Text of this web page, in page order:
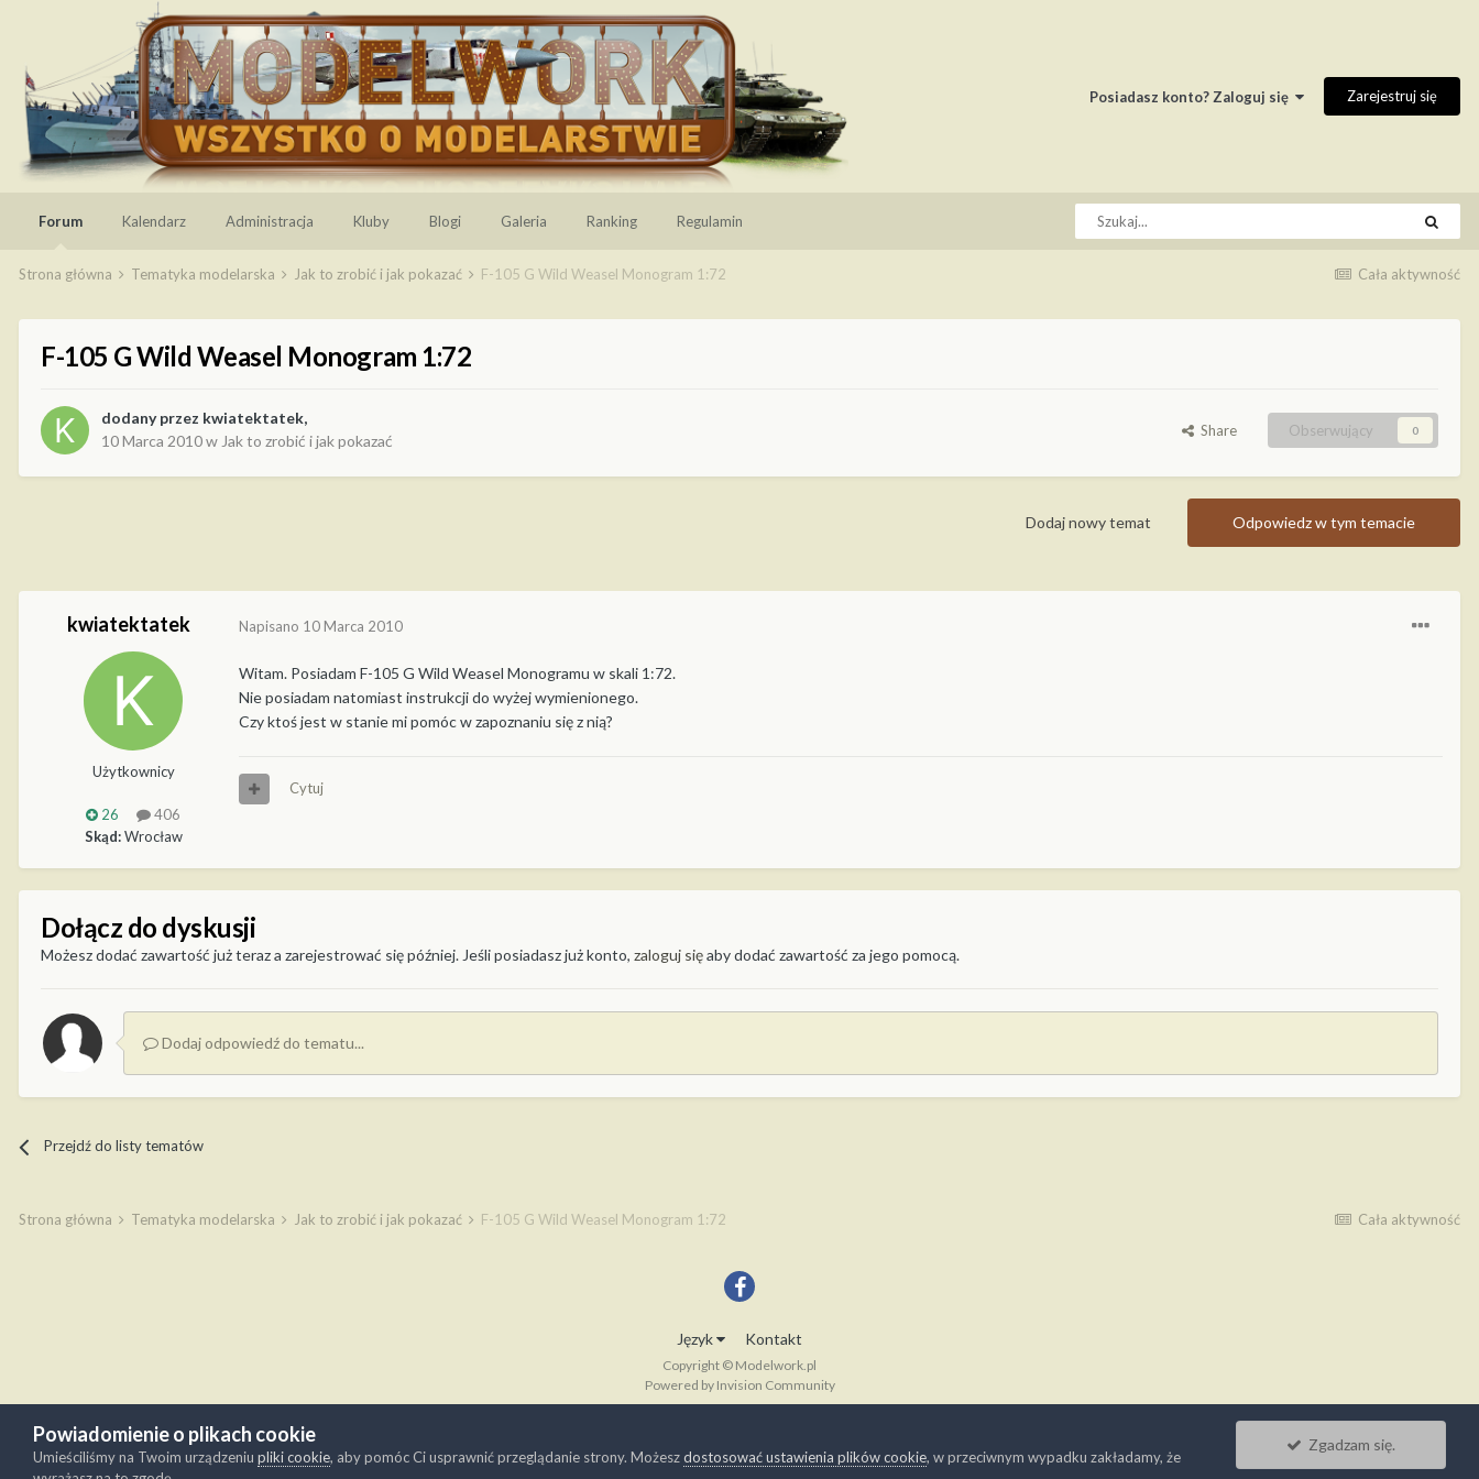
Posiadasz konto? Zaloguj się Zarejestruj się
Forum Kalendarz Administracja Kluby Blogi Galeria Ranking Regulamin
Cała aktywność
Strona główna Tematyka modelarska Jak to zrobić i jak pokazać F-105 G Wild Weasel Monogram 1:72
F-105 G Wild Weasel Monogram 1:72
dodany przez kwiatektatek,
10 Marca 2010w Jak to zrobić i jak pokazać
Share Obserwujący 0
Odpowiedz w tym temacie
Dodaj nowy temat
kwiatektatek
Użytkownicy
26
406
Skąd:Wrocław
Napisano 10 Marca 2010
Witam. Posiadam F-105 G Wild Weasel Monogramu w skali 1:72.
Nie posiadam natomiast instrukcji do wyżej wymienionego.
Czy ktoś jest w stanie mi pomóc w zapoznaniu się z nią?
Cytuj
Dołącz do dyskusji
Możesz dodać zawartość już teraz a zarejestrować się później. Jeśli posiadasz już konto, zaloguj sięaby dodać zawartość za jego pomocą.
Dodaj odpowiedź do tematu...
Przejdź do listy tematów
Cała aktywność
Strona główna Tematyka modelarska Jak to zrobić i jak pokazać F-105 G Wild Weasel Monogram 1:72
Język Kontakt
Copyright © Modelwork.pl
Powered by Invision Community
Powiadomienie o plikach cookie
Umieściliśmy na Twoim urządzeniu pliki cookie, aby pomóc Ci usprawnić przeglądanie strony. Możeszdostosować ustawienia plików cookie, w przeciwnym wypadku zakładamy, że
Zgadzam się.